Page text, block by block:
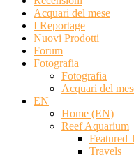
Acquari del mese
I Reportage
Nuovi Prodotti
Forum
Fotografia
Fotografia
Acquari del
EN
Home (EN)
Reef Aquarium
Featured
Travels